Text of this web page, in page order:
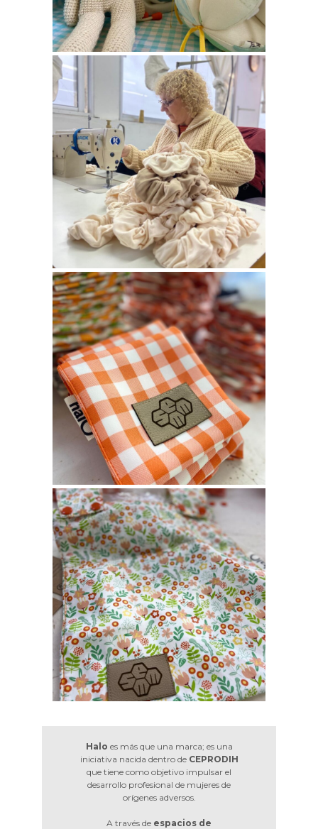
Halo es más que una marca; es una
iniciativa nacida dentro de CEPRODIH
que tiene como objetivo impulsar el
desarrollo profesional de mujeres de
orígenes adversos.
A través de espacios de